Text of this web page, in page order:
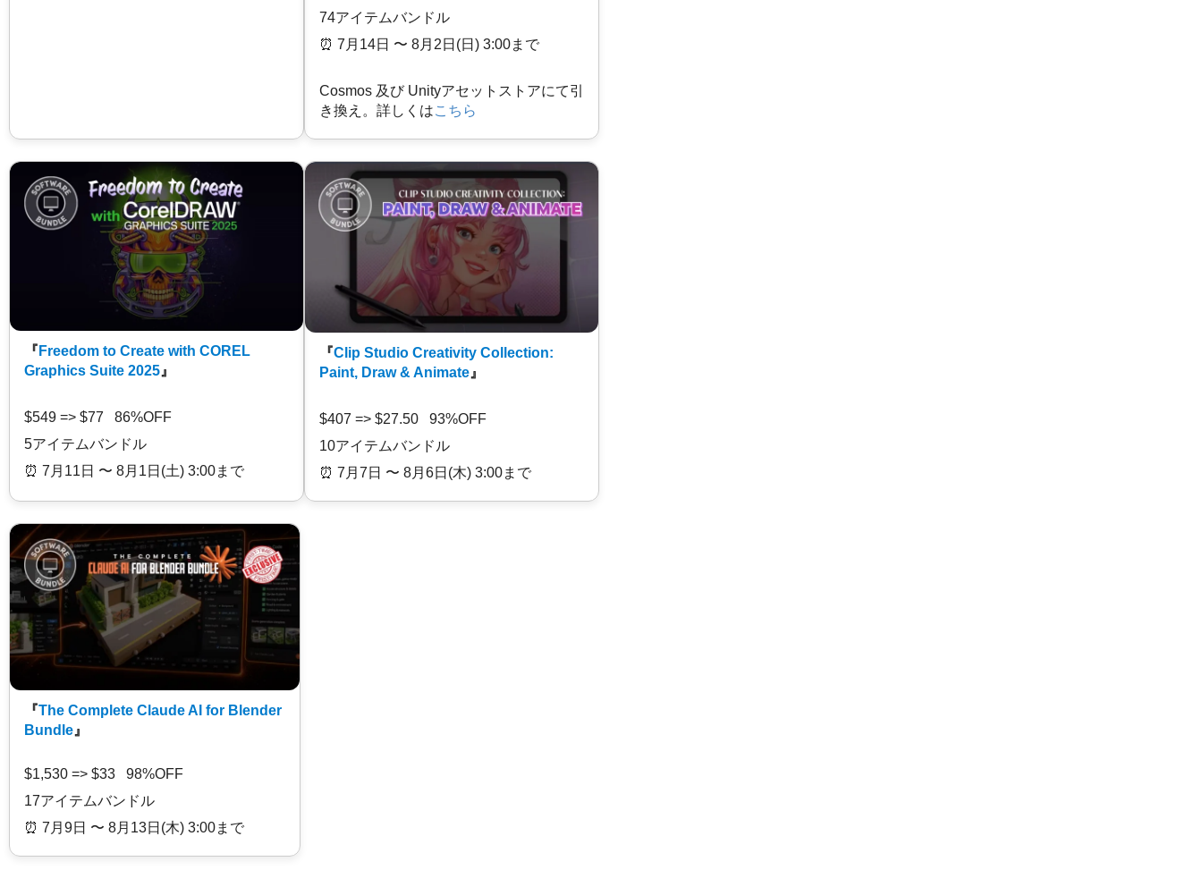
74アイテムバンドル
⏰️ 7月14日 〜 8月2日(日) 3:00まで
Cosmos 及び Unityアセットストアにて引
き換え。詳しくはこちら
『 Freedom to Create with COREL
Graphics Suite 2025 』
$549 => $77 86%OFF
5アイテムバンドル
⏰️ 7月11日 〜 8月1日(土) 3:00まで
『Clip Studio Creativity Collection:
Paint, Draw & Animate 』
$407 => $27.50 93%OFF
10アイテムバンドル
⏰️ 7月7日 〜 8月6日(木) 3:00まで
『The Complete Claude AI for Blender
Bundle 』
$1,530 => $33 98%OFF
17アイテムバンドル
⏰️ 7月9日 〜 8月13日(木) 3:00まで